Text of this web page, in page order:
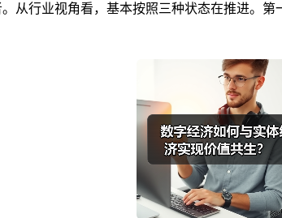
从行业视角看，基本按照三种状态在推进。